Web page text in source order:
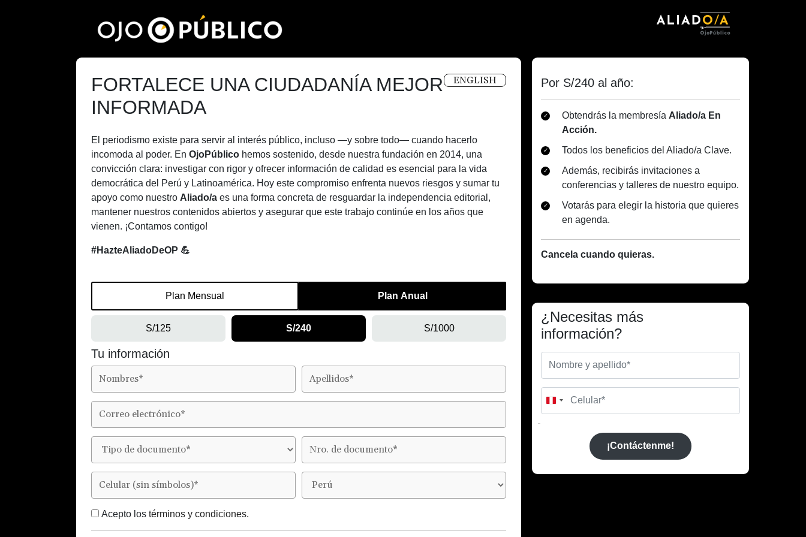
FORTALECE UNA CIUDADANÍA MEJOR
INFORMADA
ENGLISH
El periodismo existe para servir al interés público, incluso —y sobre todo— cuando hacerlo
incomoda al poder. En OjoPúblico hemos sostenido, desde nuestra fundación en 2014, una
convicción clara: investigar con rigor y ofrecer información de calidad es esencial para la vida
democrática del Perú y Latinoamérica. Hoy este compromiso enfrenta nuevos riesgos y sumar tu
apoyo como nuestro Aliado/a es una forma concreta de resguardar la independencia editorial,
mantener nuestros contenidos abiertos y asegurar que este trabajo continúe en los años que
vienen. ¡Contamos contigo!
#HazteAliadoDeOP 💪
Plan Mensual Plan Anual
S/125 S/240 S/1000
Tu información
Acepto los términos y condiciones.
Por S/240 al año:
Obtendrás la membresía Aliado/a En
Acción.
Todos los beneficios del Aliado/a Clave.
Además, recibirás invitaciones a
conferencias y talleres de nuestro equipo.
Votarás para elegir la historia que quieres
en agenda.
Cancela cuando quieras.
¿Necesitas más
información?
Peru
¡Contáctenme!